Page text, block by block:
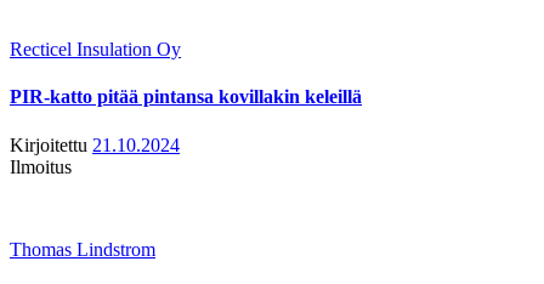
Recticel Insulation Oy
PIR-katto pitää pintansa kovillakin keleillä
Kirjoitettu 21.10.2024
Ilmoitus
Thomas Lindstrom